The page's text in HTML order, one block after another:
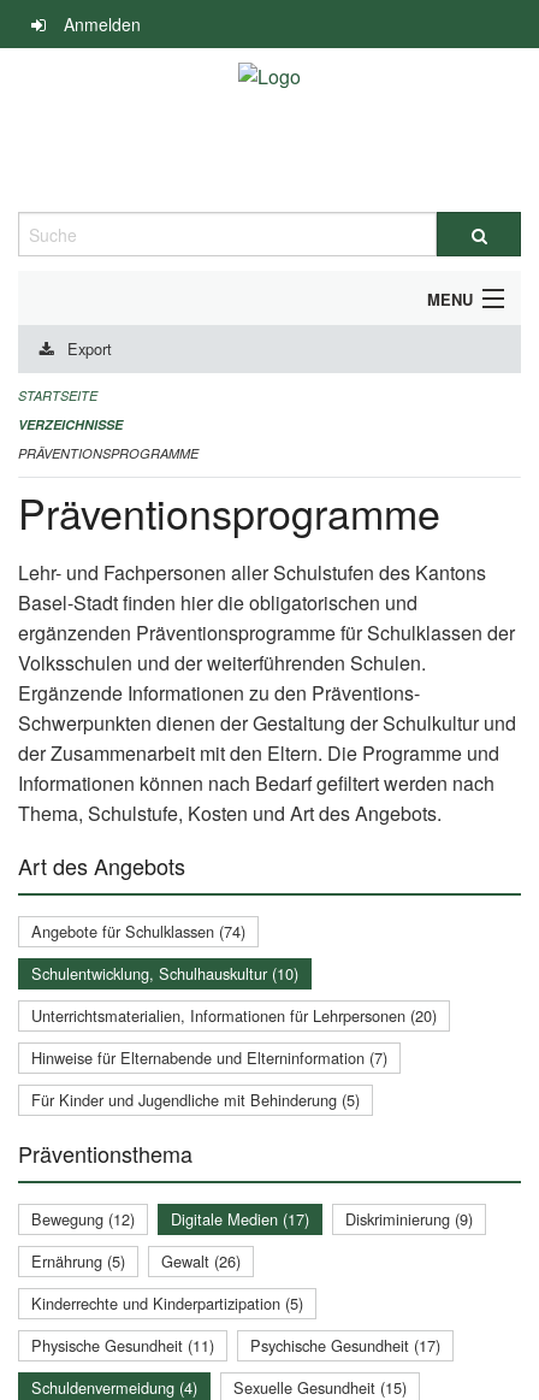
Navigation
überspringen
Anmelden
Suche
MENU
DURCHFÜHRUNG UND FINANZIERUNG
IMPRESSUM
Export
STARTSEITE
VERZEICHNISSE
PRÄVENTIONSPROGRAMME
Präventionsprogramme
Lehr- und Fachpersonen aller Schulstufen des Kantons
Basel-Stadt finden hier die obligatorischen und
ergänzenden Präventionsprogramme für Schulklassen der
Volksschulen und der weiterführenden Schulen.
Ergänzende Informationen zu den Präventions-
Schwerpunkten dienen der Gestaltung der Schulkultur und
der Zusammenarbeit mit den Eltern. Die Programme und
Informationen können nach Bedarf gefiltert werden nach
Thema, Schulstufe, Kosten und Art des Angebots.
Art des Angebots
Angebote für Schulklassen (74)
Schulentwicklung, Schulhauskultur (10)
Unterrichtsmaterialien, Informationen für Lehrpersonen (20)
Hinweise für Elternabende und Elterninformation (7)
Für Kinder und Jugendliche mit Behinderung (5)
Präventionsthema
Bewegung (12) Digitale Medien (17)
Diskriminierung (9)
Ernährung (5)
Gewalt (26)
Kinderrechte und Kinderpartizipation (5)
Physische Gesundheit (11)
Psychische Gesundheit (17)
Schuldenvermeidung (4)
Sexuelle Gesundheit (15)